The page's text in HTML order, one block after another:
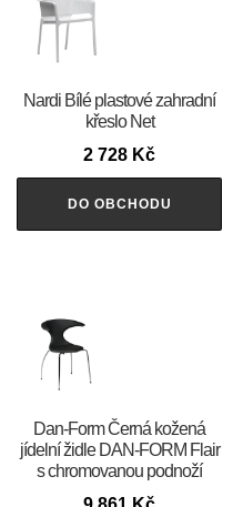
Nardi Bílé plastové zahradní
křeslo Net
2 728 Kč
DO OBCHODU
​​​​​Dan-Form Černá kožená
jídelní židle DAN-FORM Flair
s chromovanou podnoží